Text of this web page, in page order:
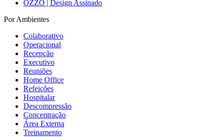
OZZO | Design Assinado
Por Ambientes
Colaborativo
Operacional
Recepção
Executivo
Reuniões
Home Office
Refeições
Hospitalar
Descompressão
Concentração
Área Externa
Treinamento